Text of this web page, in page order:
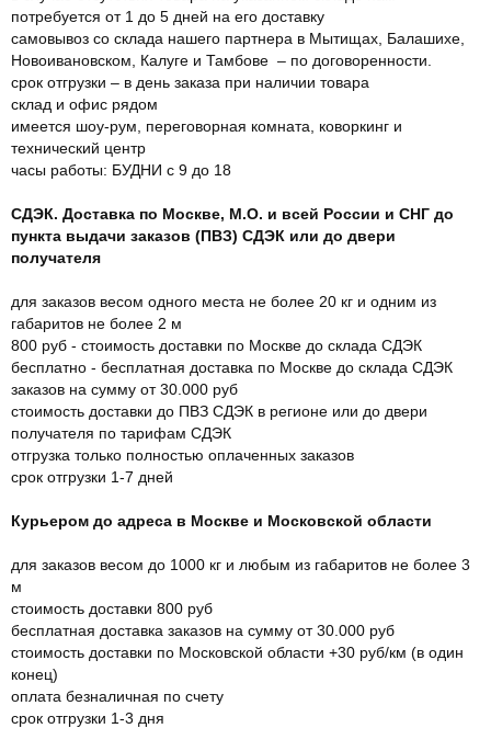
потребуется от 1 до 5 дней на его доставку
самовывоз со склада нашего партнера в Мытищах, Балашихе,
Новоивановском, Калуге и Тамбове – по договоренности.
срок отгрузки – в день заказа при наличии товара
склад и офис рядом
имеется шоу-рум, переговорная комната, коворкинг и
технический центр
часы работы: БУДНИ с 9 до 18
СДЭК. Доставка по Москве, М.О. и всей России и СНГ до
пункта выдачи заказов (ПВЗ) СДЭК или до двери
получателя
для заказов весом одного места не более 20 кг и одним из
габаритов не более 2 м
800 руб - стоимость доставки по Москве до склада СДЭК
бесплатно - бесплатная доставка по Москве до склада СДЭК
заказов на сумму от 30.000 руб
стоимость доставки до ПВЗ СДЭК в регионе или до двери
получателя по тарифам СДЭК
отгрузка только полностью оплаченных заказов
срок отгрузки 1-7 дней
Курьером до адреса в Москве и Московской области
для заказов весом до 1000 кг и любым из габаритов не более 3
м
стоимость доставки 800 руб
бесплатная доставка заказов на сумму от 30.000 руб
стоимость доставки по Московской области +30 руб/км (в один
конец)
оплата безналичная по счету
срок отгрузки 1-3 дня